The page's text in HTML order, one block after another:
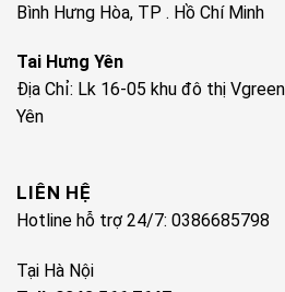
Bình Hưng Hòa, TP . Hồ Chí Minh
Tai Hưng Yên
Địa Chỉ: Lk 16-05 khu đô thị
Yên
LIÊN HỆ
Hotline hỗ trợ 24/7: 0386685798
Tại Hà Nội